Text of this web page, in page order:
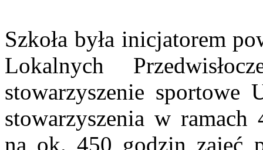
Szkoła była inicjatorem
Lokalnych
stowarzyszenie
stowarzyszenia w
na ok. 450 godzin zajęć